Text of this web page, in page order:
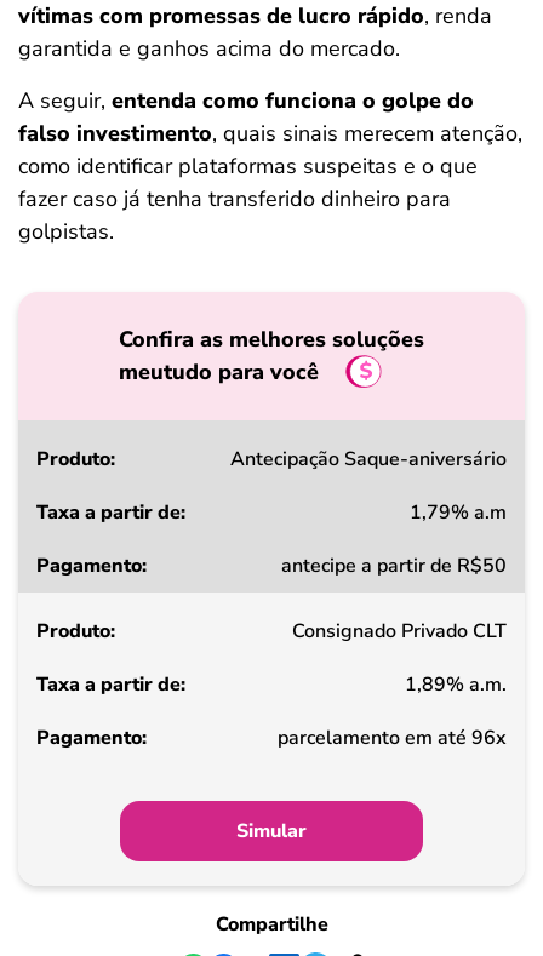
vítimas com promessas de lucro rápido, renda
garantida e ganhos acima do mercado.
A seguir, entenda como funciona o golpe do
falso investimento, quais sinais merecem atenção,
como identificar plataformas suspeitas e o que
fazer caso já tenha transferido dinheiro para
golpistas.
Confira as melhores soluções
meutudo para você
Produto
a
de
Pagamento
Antecipação Saque-aniversário
1,79% a.m
antecipe a partir de R$50
Consignado Privado CLT
1,89% a.m.
parcelamento em até 96x
Simular
Compartilhe